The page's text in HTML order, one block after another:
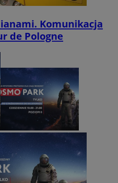
Komunikacja
de Pologne